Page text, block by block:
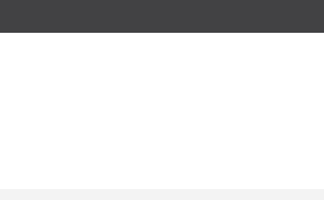
na